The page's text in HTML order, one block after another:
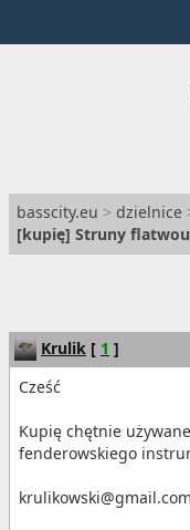
basscity.eu > dzielnice
[kupię] Struny
Krulik [ 1 ]
Cześć
Kupię chętnie
fenderowskiego